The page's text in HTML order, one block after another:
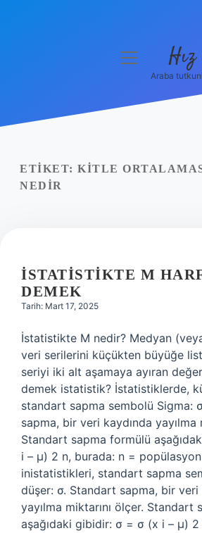
Yasal Uyarı
menüyü
Araba
ETIKET: KITLE
NEDIR
İSTATISTIKTE M
DEMEK
Tarih: Mart 17, 2025
İstatistikte M nedir? Medyan
veri serilerini küçükten büyüğe
seriyi iki alt aşamaya ayıran
demek istatistik? İstatistiklerde,
standart sapma sembolü Sigma:
sapma, bir veri kaydında yayılma
Standart sapma formülü
i – μ) 2 n, burada: n =
inistatistikleri, standart sapma
düşer: σ. Standart sapma, bir veri
yayılma miktarını ölçer. Standart
aşağıdaki gibidir: σ = σ (x i – μ) 2